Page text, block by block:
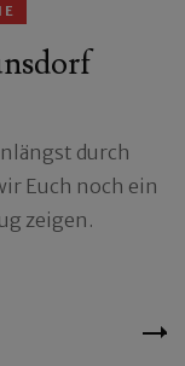
durch
Euch noch ein
zeigen.